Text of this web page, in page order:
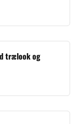
trælook og